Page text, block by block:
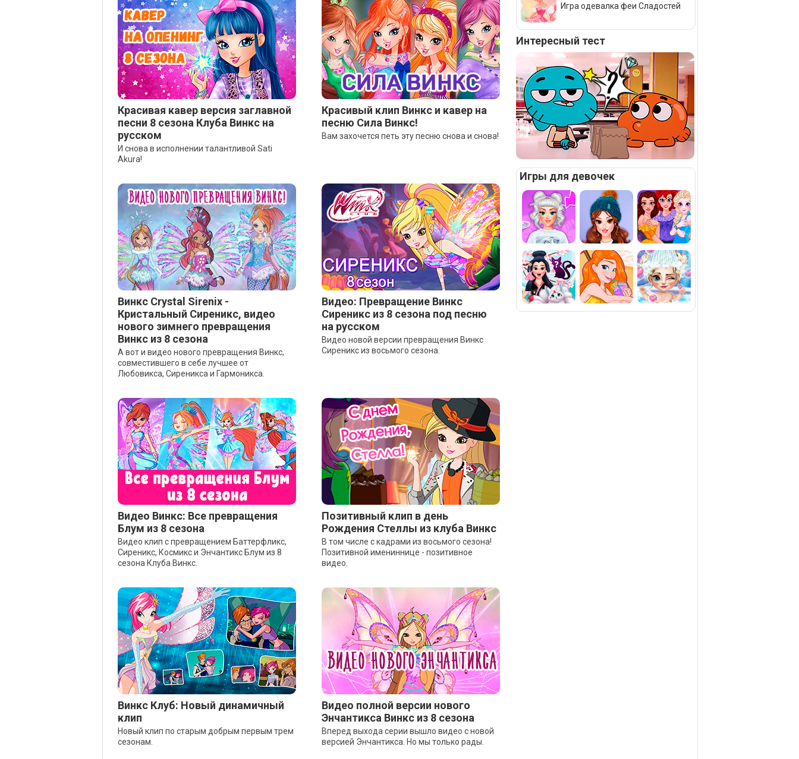
Красивая кавер версия заглавной
песни 8 сезона Клуба Винкс на
русском
И снова в исполнении талантливой Sati
Akura!
Красивый клип Винкс и кавер на
песню Сила Винкс!
Вам захочется петь эту песню снова и снова!
Винкс Crystal Sirenix -
Кристальный Сиреникс, видео
нового зимнего превращения
Винкс из 8 сезона
А вот и видео нового превращения Винкс,
совместившего в себе лучшее от
Любовикса, Сиреникса и Гармоникса.
Видео: Превращение Винкс
Сиреникс из 8 сезона под песню
на русском
Видео новой версии превращения Винкс
Сиреникс из восьмого сезона.
Видео Винкс: Все превращения
Блум из 8 сезона
Видео клип с превращением Баттерфликс,
Сиреникс, Космикс и Энчантикс Блум из 8
сезона Клуба Винкс.
Позитивный клип в день
Рождения Стеллы из клуба Винкс
В том числе с кадрами из восьмого сезона!
Позитивной имениннице - позитивное
видео.
Винкс Клуб: Новый динамичный
клип
Новый клип по старым добрым первым трем
сезонам.
Видео полной версии нового
Энчантикса Винкс из 8 сезона
Вперед выхода серии вышло видео с новой
версией Энчантикса. Но мы только рады.
Игра одевалка феи Сладостей
Интересный тест
Игры для девочек